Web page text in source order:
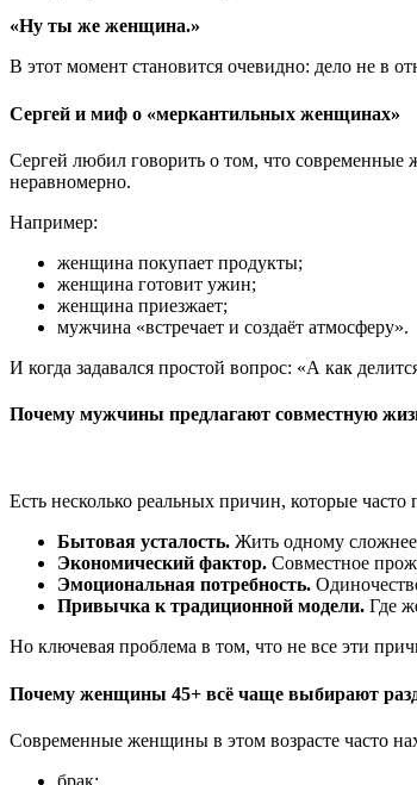
«Ну ты же женщина.»
В этот момент становится очевидно: дело не в
Сергей и миф о «меркантильных женщинах»
Сергей любил говорить о том, что современные
неравномерно.
Например:
женщина покупает продукты;
женщина готовит ужин;
женщина приезжает;
мужчина «встречает и создаёт атмосферу».
И когда задавался простой вопрос: «А как
Почему мужчины предлагают совместную
Есть несколько реальных причин, которые часто
Бытовая усталость. Жить одному
Экономический фактор. Совместное
Эмоциональная потребность.
Привычка к традиционной модели. Где
Но ключевая проблема в том, что не все эти
Почему женщины 45+ всё чаще выбирают
Современные женщины в этом возрасте часто
брак;